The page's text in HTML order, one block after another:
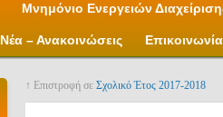
Μνημόνιο Ενεργειών
Νέα – Ανακοινώσεις Επικοινωνία
↑ Επιστροφή σε Σχολικό Έτος 2017-2018